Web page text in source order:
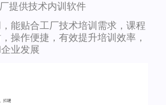
提供技术内训软件
能贴合工厂技术培训需求，课程
操作便捷，有效提升培训效率，
业发展